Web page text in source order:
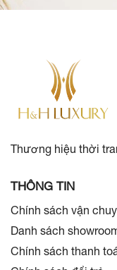
Thương hiệu thời
THÔNG TIN
Chính sách vận
Danh sách
Chính sách thanh